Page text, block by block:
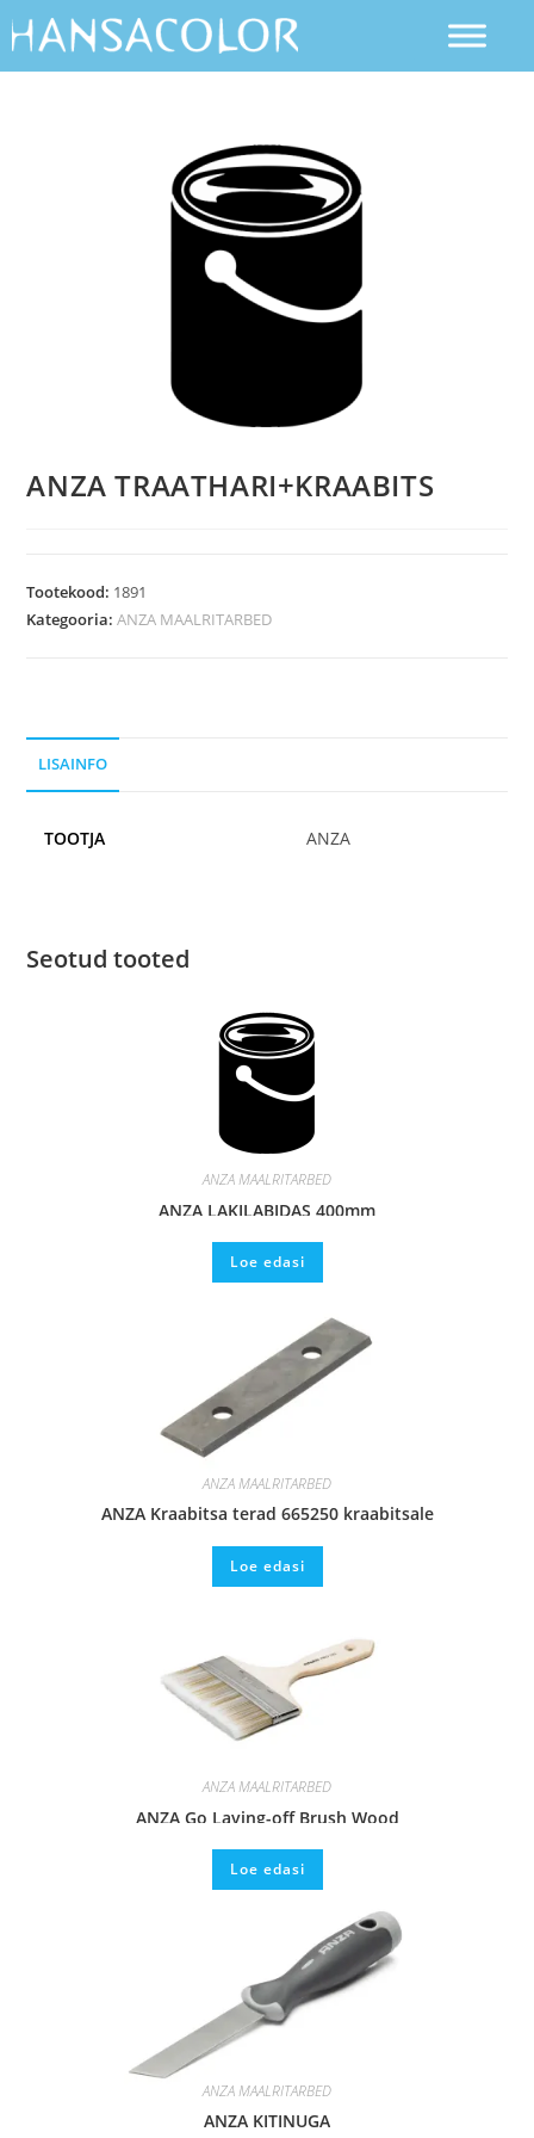
ANZA TRAATHARI+KRAABITS
Tootekood: 1891
Kategooria:ANZA MAALRITARBED
LISAINFO
TOOTJA ANZA
Seotud tooted
ANZA MAALRITARBED
ANZA LAKILABIDAS 400mm
Loe edasi
ANZA MAALRITARBED
ANZA Kraabitsa terad 665250 kraabitsale
Loe edasi
ANZA MAALRITARBED
ANZA Go Laying-off Brush Wood
Loe edasi
ANZA MAALRITARBED
ANZA KITINUGA